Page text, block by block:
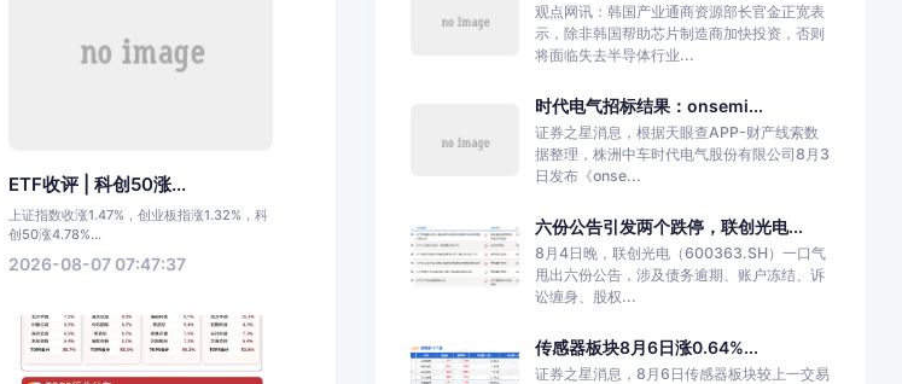
ETF收评 | 科创50涨...
上证指数收涨1.47%，创业板指涨1.32%，科
创50涨4.78%...
2026-08-07 07:47:37
观点网讯：韩国产业通商资源部长官金正宽表
示，除非韩国帮助芯片制造商加快投资，否则
将面临失去半导体行业...
时代电气招标结果：onsemi...
证券之星消息，根据天眼查APP-财产线索数
据整理，株洲中车时代电气股份有限公司8月3
日发布《onse...
六份公告引发两个跌停，联创光电...
8月4日晚，联创光电（600363.SH）一口气
甩出六份公告，涉及债务逾期、账户冻结、诉
讼缠身、股权...
传感器板块8月6日涨0.64%...
证券之星消息，8月6日传感器板块较上一交易